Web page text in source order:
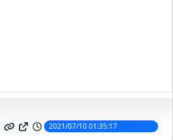
2021/07/10 01:35:17